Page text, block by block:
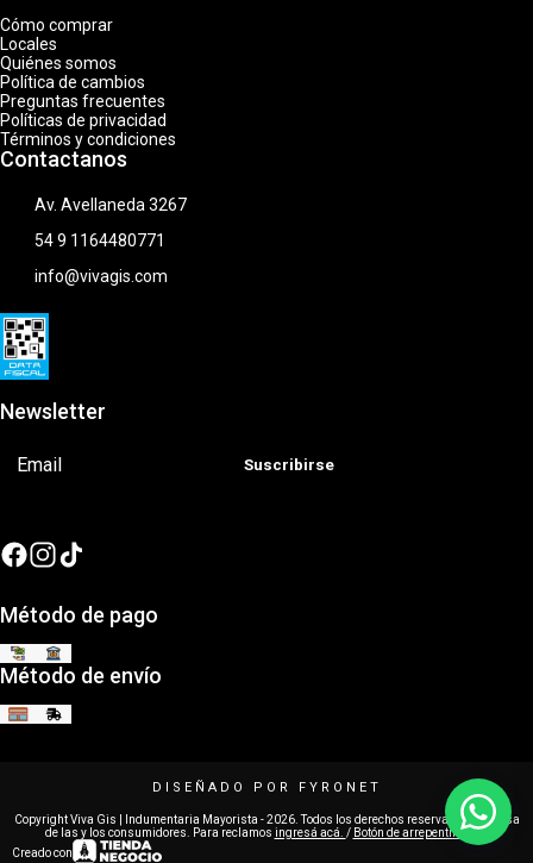
Cómo comprar
Locales
Quiénes somos
Política de cambios
Preguntas frecuentes
Políticas de privacidad
Términos y condiciones
Contactanos
Av. Avellaneda 3267
54 9 1164480771
info@vivagis.com
Newsletter
Suscribirse
Método de pago
Método de envío
Copyright Viva Gis | Indumentaria Mayorista - 2026. Todos los derechos reservados. Defensa
de las y los consumidores. Para reclamos ingresá acá. / Botón de arrepentimiento
Creado con